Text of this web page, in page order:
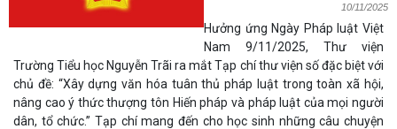
10/11/2025
Hưởng ứng Ngày Pháp luật Việt
Nam 9/11/2025, Thư viện
Trường Tiểu học Nguyễn Trãi ra mắt Tạp chí thư viện số đặc biệt với
chủ đề: “Xây dựng văn hóa tuân thủ pháp luật trong toàn xã hội,
nâng cao ý thức thượng tôn Hiến pháp và pháp luật của mọi người
dân, tổ chức.” Tạp chí mang đến cho học sinh những câu chuyện